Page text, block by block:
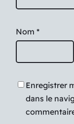
Nom *
Enregistrer
dans le